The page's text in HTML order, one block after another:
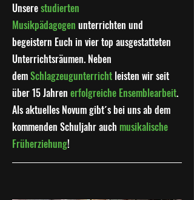
Unserestudierten
Musikpädagogen unterrichten und
begeistern Euch in vier top ausgestatteten
Unterrichtsräumen. Neben
demSchlagzeugunterricht leisten wir seit
über 15 Jahren erfolgreiche Ensemblearbeit.
Als aktuelles Novum gibt´s bei uns ab dem
kommenden Schuljahr auch musikalische
Früherziehung!